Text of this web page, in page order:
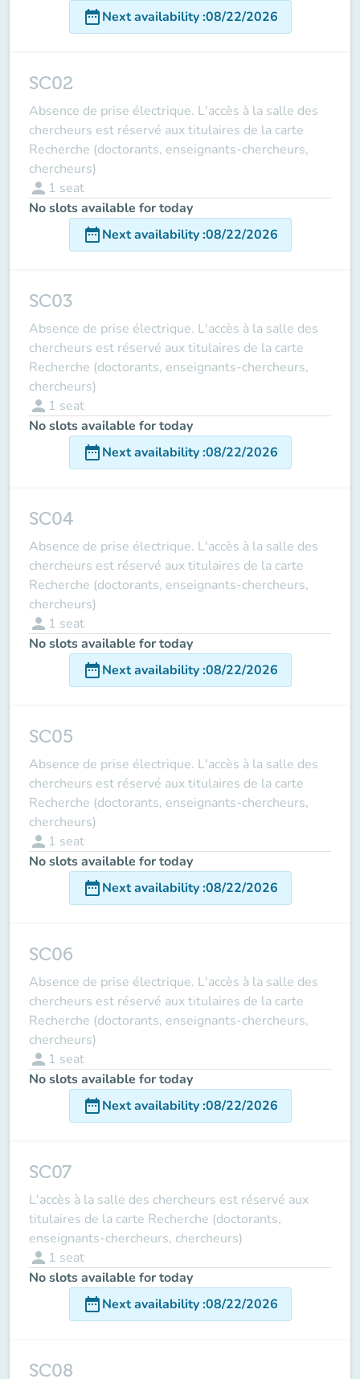
date_rangeNext availability:08/22/2026
SC02
Absence de prise électrique. L'accès à la salle des
chercheurs est réservé aux titulaires de la carte
Recherche (doctorants, enseignants-chercheurs,
chercheurs)
person 1 seat
No slots available for today
date_rangeNext availability:08/22/2026
SC03
Absence de prise électrique. L'accès à la salle des
chercheurs est réservé aux titulaires de la carte
Recherche (doctorants, enseignants-chercheurs,
chercheurs)
person 1 seat
No slots available for today
date_rangeNext availability:08/22/2026
SC04
Absence de prise électrique. L'accès à la salle des
chercheurs est réservé aux titulaires de la carte
Recherche (doctorants, enseignants-chercheurs,
chercheurs)
person 1 seat
No slots available for today
date_rangeNext availability:08/22/2026
SC05
Absence de prise électrique. L'accès à la salle des
chercheurs est réservé aux titulaires de la carte
Recherche (doctorants, enseignants-chercheurs,
chercheurs)
person 1 seat
No slots available for today
date_rangeNext availability:08/22/2026
SC06
Absence de prise électrique. L'accès à la salle des
chercheurs est réservé aux titulaires de la carte
Recherche (doctorants, enseignants-chercheurs,
chercheurs)
person 1 seat
No slots available for today
date_rangeNext availability:08/22/2026
SC07
L'accès à la salle des chercheurs est réservé aux
titulaires de la carte Recherche (doctorants,
enseignants-chercheurs, chercheurs)
person 1 seat
No slots available for today
date_rangeNext availability:08/22/2026
SC08